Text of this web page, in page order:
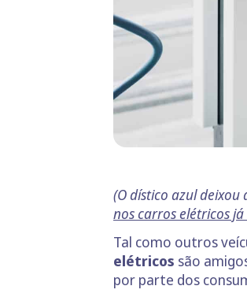
(O dístico azul
nos carros elétricos
Tal como outros
elétricos são
por parte dos